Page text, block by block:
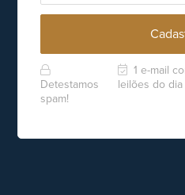
Detestamos
spam!
1 e-mail
leilões do dia